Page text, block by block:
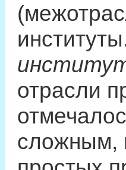
отрасли
сложным,